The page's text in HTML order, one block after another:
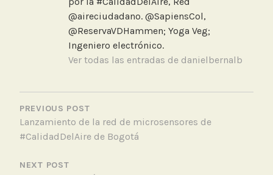
d
e
B
g
@aireciudadano. @SapiensCol,
@ReservaVDHammen; Yoga Veg;
Ingeniero electrónico.
Ver todas las entradas de danielbernalb
NAVEGACIÓN
DE
ENTRADAS
PREVIOUS POST
Lanzamiento de la red de microsensores de
#CalidadDelAire de Bogotá
NEXT POST